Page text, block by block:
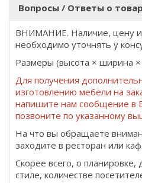
Вопросы / Ответы о
ВНИМАНИЕ. Наличие, цену и
необходимо уточнять у
Размеры (высота × ширина
Для получения
изготовлению мебели на
напишите нам сообщение в
позвоните по указанному
На что вы обращаете
заходите в ресторан или
Скорее всего, о
стиле, количестве